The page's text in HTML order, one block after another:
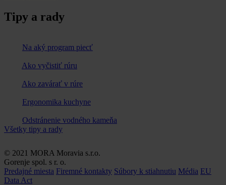
Tipy a rady
Na aký program piecť
Ako vyčistiť rúru
Ako zavárať v rúre
Ergonomika kuchyne
Odstránenie vodného kameňa
Všetky tipy a rady
© 2021 MORA Moravia s.r.o.
Gorenje spol. s r. o.
Predajné miesta Firemné kontakty Súbory k stiahnutiu Média EU
Data Act